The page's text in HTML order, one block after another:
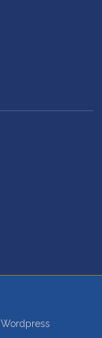
Wordpress